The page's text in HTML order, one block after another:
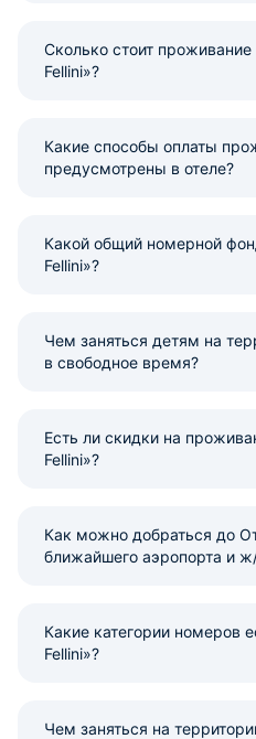
Сколько стоит проживание
Fellini»?
Какие способы оплаты
предусмотрены в отеле?
Какой общий номерной
Fellini»?
Чем заняться детям на
в свободное время?
Есть ли скидки на
Fellini»?
Как можно добраться до
ближайшего аэропорта и
Какие категории номеров
Fellini»?
Чем заняться на